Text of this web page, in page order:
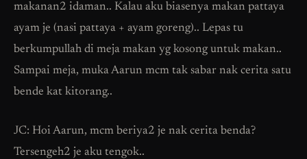
makanan2 idaman.. Kalau aku biasenya makan pattaya
ayam je (nasi pattaya + ayam goreng).. Lepas tu
berkumpullah di meja makan yg kosong untuk makan..
Sampai meja, muka Aarun mcm tak sabar nak cerita satu
bende kat kitorang..
JC: Hoi Aarun, mcm beriya2 je nak cerita benda?
Tersengeh2 je aku tengok..